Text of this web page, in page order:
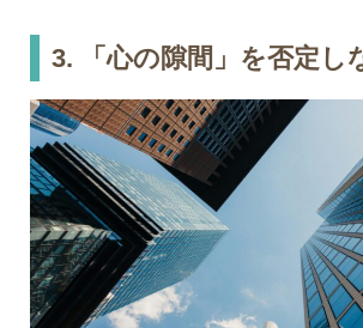
3. 「心の隙間」を否定し